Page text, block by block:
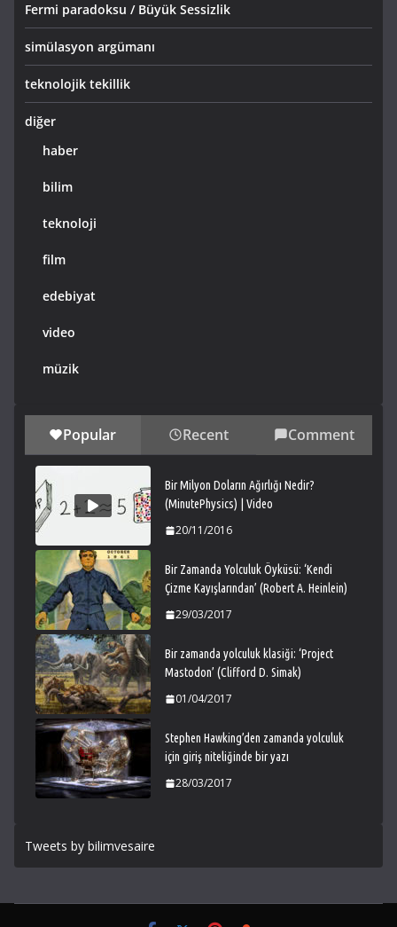
Fermi paradoksu / Büyük Sessizlik
simülasyon argümanı
teknolojik tekillik
diğer
haber
bilim
teknoloji
film
edebiyat
video
müzik
Popular Recent Comment
Bir Milyon Doların Ağırlığı Nedir?
(MinutePhysics) | Video
20/11/2016
Bir Zamanda Yolculuk Öyküsü: ‘Kendi
Çizme Kayışlarından’ (Robert A. Heinlein)
29/03/2017
Bir zamanda yolculuk klasiği: ‘Project
Mastodon’ (Clifford D. Simak)
01/04/2017
Stephen Hawking’den zamanda yolculuk
için giriş niteliğinde bir yazı
28/03/2017
Tweets by bilimvesaire